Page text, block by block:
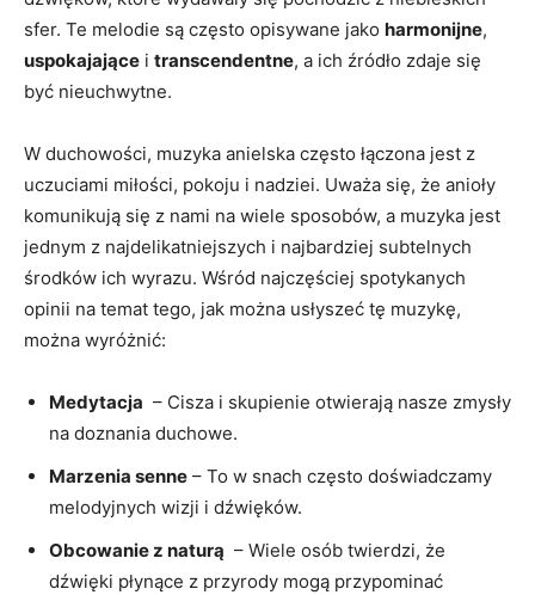
sfer. Te melodie⁢ są często ‍opisywane jako harmonijne, ⁣
uspokajające i transcendentne, a ich ⁣źródło ⁢zdaje ​się
być nieuchwytne.
W duchowości, muzyka anielska często ‍łączona jest z
uczuciami miłości,⁢ pokoju ⁢i⁢ nadziei. ⁤Uważa się, ‍że‌ anioły
komunikują się z ⁣nami‌ na‌ wiele‍ sposobów, ‍a muzyka⁤ jest
jednym z najdelikatniejszych i najbardziej subtelnych​
środków ich‍ wyrazu.⁣ Wśród najczęściej spotykanych
opinii na temat tego,⁢ jak⁣ można usłyszeć⁢ tę muzykę,⁣
można wyróżnić:
Medytacja ‌ – Cisza‌ i skupienie otwierają‌ nasze zmysły
na ​doznania⁢ duchowe.
Marzenia senne ⁤– To w⁤ snach często doświadczamy⁢
melodyjnych ‍wizji i dźwięków.
Obcowanie ​z⁢ naturą ​ –⁣ Wiele osób twierdzi, że⁢
dźwięki płynące z przyrody mogą⁤ przypominać